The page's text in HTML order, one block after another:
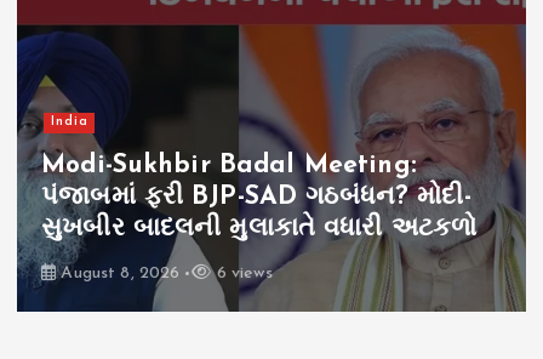
India
Modi-Sukhbir Badal Meeting:
પંજાબમાં ફરી BJP-SAD ગઠબંધન? મોદી-
સુખબીર બાદલની મુલાકાતે વધારી અટકળો
August 8, 2026 6 views